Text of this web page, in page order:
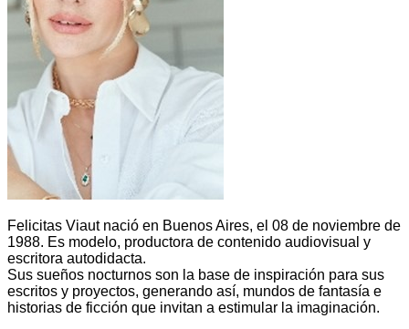
Felicitas Viaut nació en Buenos Aires, el 08 de noviembre de
1988. Es modelo, productora de contenido audiovisual y
escritora autodidacta.
Sus sueños nocturnos son la base de inspiración para sus
escritos y proyectos, generando así, mundos de fantasía e
historias de ficción que invitan a estimular la imaginación.